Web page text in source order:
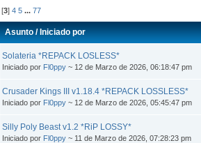
[3]4 5 ...77
Asunto/Iniciado por
Solateria *REPACK LOSLESS*
Iniciado por Fl0ppy ~ 12 de Marzo de 2026, 06:18:47 pm
Crusader Kings III v1.18.4 *REPACK LOSSLESS*
Iniciado por Fl0ppy ~ 12 de Marzo de 2026, 05:45:47 pm
Silly Poly Beast v1.2 *RiP LOSSY*
Iniciado por Fl0ppy ~ 11 de Marzo de 2026, 07:28:23 pm